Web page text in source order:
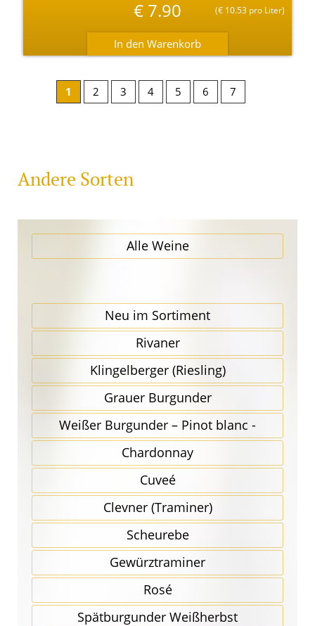
€7.90 (€ 10.53 pro Liter)
1 2 3 4 5 6 7
Andere Sorten
Alle Weine
Neu im Sortiment
Rivaner
Klingel­berger (Riesling)
Grauer Burgunder
Weißer Burgunder – Pinot blanc -
Chardonnay
Cuveé
Clevner (Traminer)
Scheurebe
Gewürz­traminer
Rosé
Spätbur­gunder Weißherbst